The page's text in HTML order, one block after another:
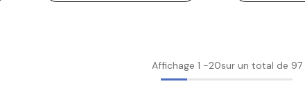
Affichage 1 -20sur un total de 97